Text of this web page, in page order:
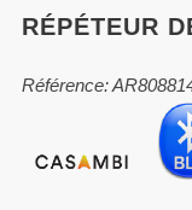
RÉPÉTEUR
Référence: